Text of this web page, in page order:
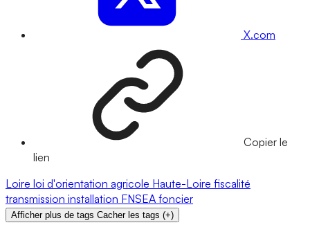
X.com
Copier le
lien
Loire loi d'orientation agricole Haute-Loire fiscalité
transmission installation FNSEA foncier
Afficher plus de tags Cacher les tags (+)